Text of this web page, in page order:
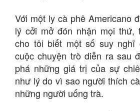
Với một ly cà phê Americano
lý cởi mở đón nhận mọi thứ,
cho tôi biết một số suy nghĩ
cuộc chuyện trò diễn ra sau
phá những giá trị của sự
như lý do vì sao người thích
những người uống trà.